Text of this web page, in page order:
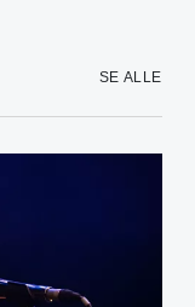
SE ALLE